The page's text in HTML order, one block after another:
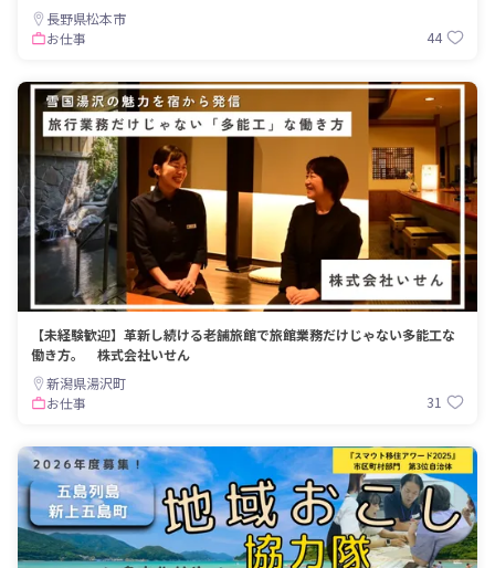
長野県松本市
お仕事
44
【未経験歓迎】革新し続ける老舗旅館で旅館業務だけじゃない多能工な
働き方。 株式会社いせん
新潟県湯沢町
お仕事
31